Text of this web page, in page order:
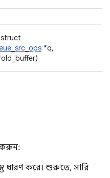
*q,
ধারণ করে। শুরুতে, সারি